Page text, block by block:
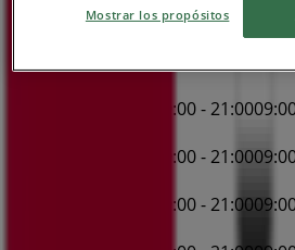
09:00 - 21:00
09:00 - 21:00
09:00 - 21:00
Mostrar los propósitos